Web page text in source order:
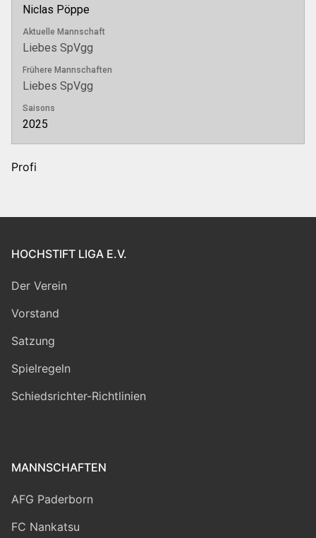
Niclas Pöppe
Aktuelle Mannschaft
Liebes SpVgg
Frühere Mannschaften
Liebes SpVgg
Saisons
2025
Profi
HOCHSTIFT LIGA E.V.
Der Verein
Vorstand
Satzung
Spielregeln
Schiedsrichter-Richtlinien
MANNSCHAFTEN
AFG Paderborn
FC Nankatsu